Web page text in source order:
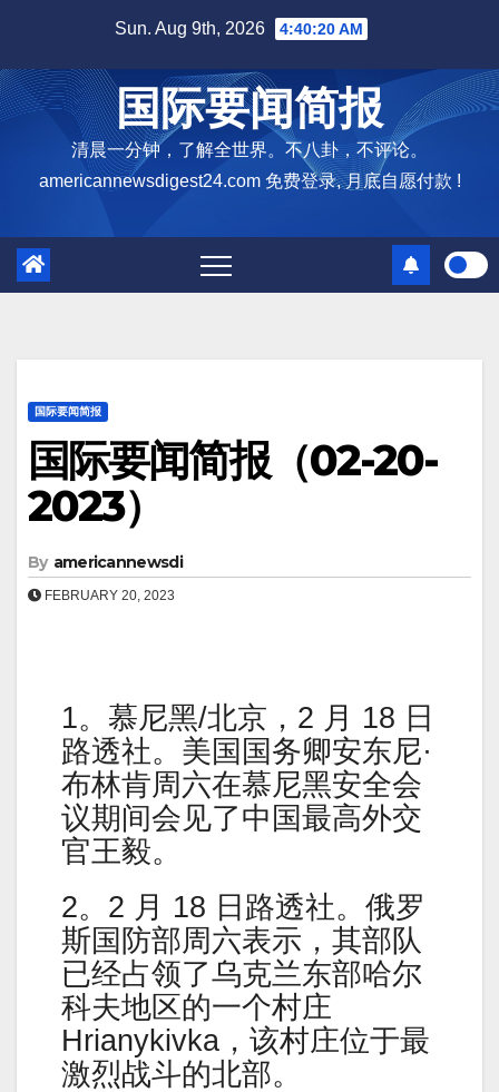
content
Sun. Aug 9th, 2026 4:40:21 AM
国际要闻简报
清晨一分钟，了解全世界。不八卦，不评论。
americannewsdigest24.com 免费登录, 月底自愿付款 !
国际要闻简报
国际要闻简报（02-20-
2023）
By americannewsdi
FEBRUARY 20, 2023
1。慕尼黑/北京，2 月 18 日
路透社。美国国务卿安东尼·
布林肯周六在慕尼黑安全会
议期间会见了中国最高外交
官王毅。
2。2 月 18 日路透社。俄罗
斯国防部周六表示，其部队
已经占领了乌克兰东部哈尔
科夫地区的一个村庄
Hrianykivka，该村庄位于最
激烈战斗的北部。